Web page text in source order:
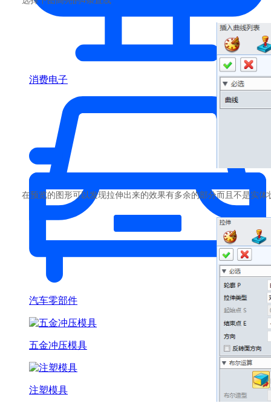
消费电子
汽车零部件
五金冲压模具
注塑模具
在预览的图形可以发现拉伸出来的效果有多余的部分而且不是实体